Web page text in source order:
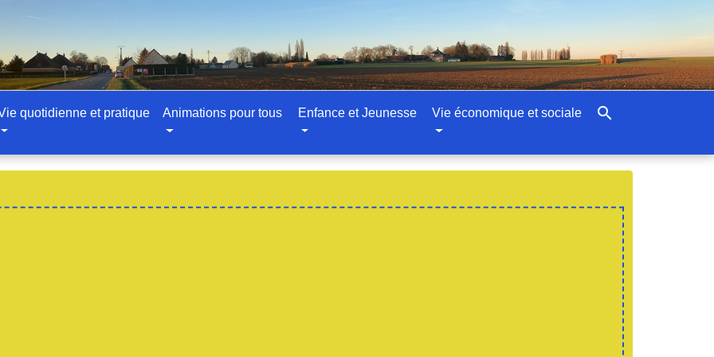
quotidienne et pratique Animations pour tous Enfance et Jeunesse Vie économique et sociale search